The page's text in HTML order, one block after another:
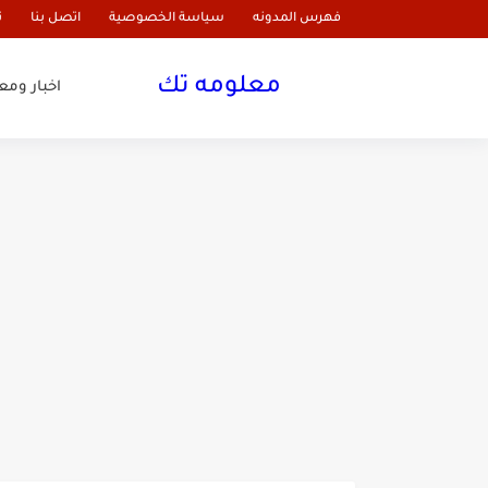
فهرس المدونه سياسة الخصوصية اتصل بنا
معلومه تك اخبار